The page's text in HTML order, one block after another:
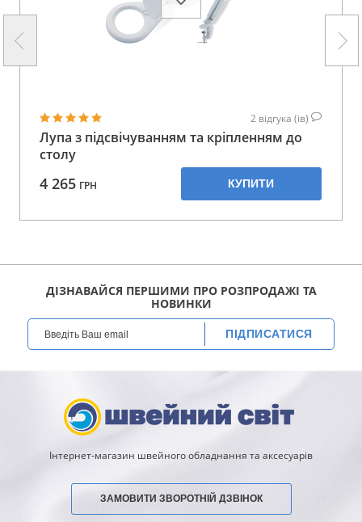
2 відгука (ів)
Лупа з підсвічуванням та кріпленням до
столу
4 265 ГРН КУПИТИ
ДІЗНАВАЙСЯ ПЕРШИМИ ПРО РОЗПРОДАЖІ ТА
НОВИНКИ
ПІДПИСАТИСЯ
Інтернет-магазин швейного обладнання та аксесуарів
ЗАМОВИТИ ЗВОРОТНІЙ ДЗВІНОК